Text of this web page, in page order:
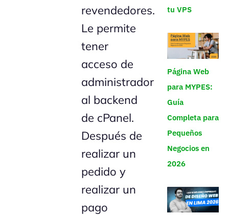
revendedores.
Le permite
tener
acceso de
administrador
al backend
de cPanel.
Después de
realizar un
pedido y
realizar un
pago
tu VPS
Página Web
para MYPES:
Guía
Completa para
Pequeños
Negocios en
2026